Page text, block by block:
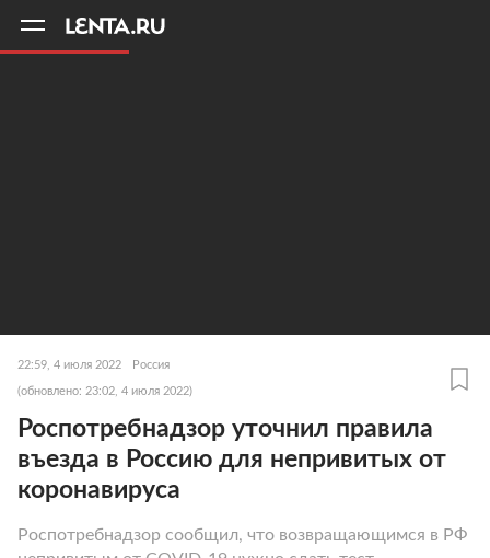
22:59, 4 июля 2022 Россия
(обновлено: 23:02, 4 июля 2022)
Роспотребнадзор уточнил правила
въезда в Россию для непривитых от
коронавируса
Роспотребнадзор сообщил, что возвращающимся в РФ